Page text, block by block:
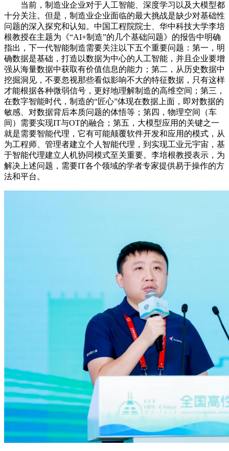
当前，制造业企业对于人工智能、深度学习以及大模型都
十分关注。但是，制造业企业面临的最大挑战是缺少对基础性
问题的深入探究和认知。中国工程院院士、华中科技大学李培
根教授在主题为《“AI+制造”的几个基础问题》的报告中明确
指出，下一代智能制造需要关注以下五个重要问题：第一，明
确数据是基础，打造以数据为中心的人工智能，并且企业要增
强从海量数据中获取有价值信息的能力；第二，从历史数据中
挖掘洞见，不要忽视那些看似影响不大的特征数据，只有这样
才能根据各种微弱信号，更好地理解制造的高维空间；第三，
在数字智能时代，制造的“匠心”体现在数据上面，即对数据的
敏感、对数据背后本质问题的体悟等；第四，物理空间（车
间）需要实现IT与OT的融合；第五，大模型应用的关键之一
就是需要智能代理，它有可能颠覆软件开发和应用的模式，从
为工程师、管理者建立个人智能代理，到实现工业元宇宙，基
于智能代理建立人机协同模式至关重要。李培根教授表示，为
解决上述问题，需要IT各个领域的学者专家提供易于操作的方
法和平台。